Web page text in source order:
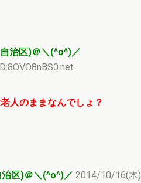
治区)＠＼(^o^)／
人のままなんでしょ？
区)＠＼(^o^)／ 2014/10/16(木)